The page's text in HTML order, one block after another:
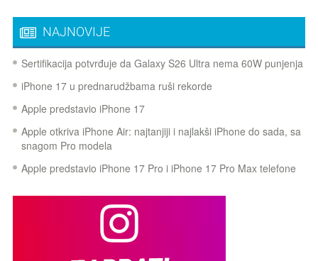
NAJNOVIJE
Sertifikacija potvrđuje da Galaxy S26 Ultra nema 60W punjenja
iPhone 17 u prednarudžbama ruši rekorde
Apple predstavio iPhone 17
Apple otkriva iPhone Air: najtanjiji i najlakši iPhone do sada, sa
snagom Pro modela
Apple predstavio iPhone 17 Pro i iPhone 17 Pro Max telefone